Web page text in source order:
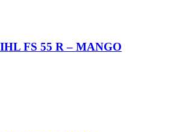
FS 55 R – MANGO